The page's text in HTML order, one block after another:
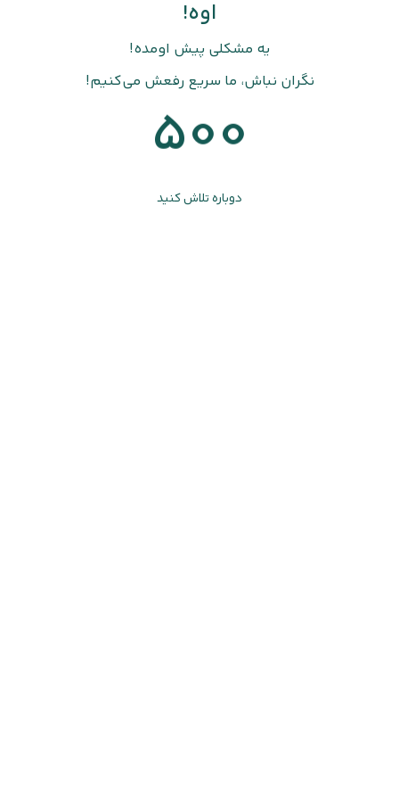
اوه!
یه مشکلی پیش اومده!
نگران نباش، ما سریع رفعش می‌کنیم!
500
دوباره تلاش کنید